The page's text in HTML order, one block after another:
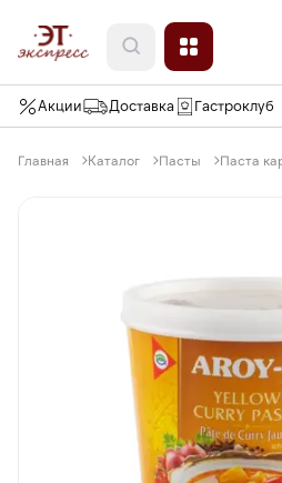
Акции Доставка Гастроклуб
Главная Каталог Пасты Паста